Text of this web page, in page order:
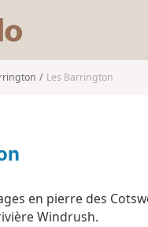
s
o
Les Barrington
en pierre des
Windrush.